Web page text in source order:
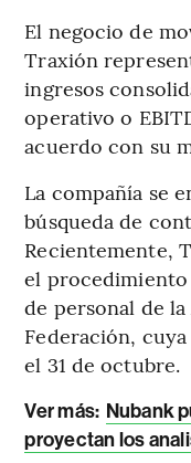
El negocio de
Traxión
ingresos
operativo o
acuerdo con su
La compañía se
búsqueda de
Recientemente,
el
de personal de
Federación,
el 31 de octubre.
Ver más: Nubank
proyectan los